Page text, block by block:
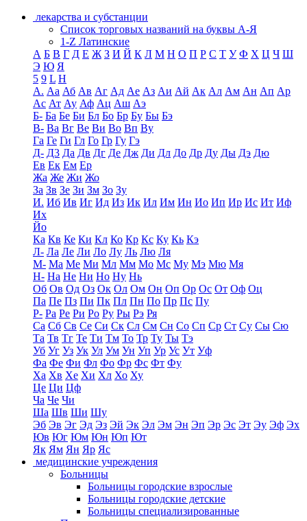
лекарства и субстанции
Список торговых названий на буквы А-Я
1-Z Латинские
А Б В Г Д Е Ж З И Й К Л М Н О П Р С Т У Ф Х Ц Ч Ш
Э Ю Я
5 9 L H
А. Аа Аб Ав Аг Ад Ае Аз Аи Ай Ак Ал Ам Ан Ап Ар
Ас Ат Ау Аф Ац Аш Аэ
Б- Ба Бе Би Бл Бо Бр Бу Бы Бэ
В- Ва Вг Ве Ви Во Вп Ву
Га Ге Ги Гл Го Гр Гу Гэ
Д- Д3 Да Дв Дг Де Дж Ди Дл До Др Ду Ды Дэ Дю
Ев Ек Ем Ер
Жа Же Жи Жо
За Зв Зе Зи Зм Зо Зу
И. Иб Ив Иг Ид Из Ик Ил Им Ин Ио Ип Ир Ис Ит Иф
Их
Йо
Ка Кв Ке Ки Кл Ко Кр Кс Ку Кь Кэ
Л- Ла Ле Ли Ло Лу Ль Лю Ля
М- Ма Ме Ми Мл Мм Мо Мс Му Мэ Мю Мя
Н- На Не Ни Но Ну Нь
Об Ов Од Оз Ок Ол Ом Он Оп Ор Ос От Оф Оц
Па Пе Пз Пи Пк Пл Пн По Пр Пс Пу
Р- Ра Ре Ри Ро Ру Ры Рэ Ря
Са Сб Св Се Си Ск Сл См Сн Со Сп Ср Ст Су Сы Сю
Та Тв Тг Те Ти Тм То Тр Ту Ты Тэ
Уб Уг Уз Ук Ул Ум Ун Уп Ур Ус Ут Уф
Фа Фе Фи Фл Фо Фр Фс Фт Фу
Ха Хв Хе Хи Хл Хо Ху
Це Ци Цф
Ча Че Чи
Ша Шв Ши Шу
Эб Эв Эг Эд Эз Эй Эк Эл Эм Эн Эп Эр Эс Эт Эу Эф Эх
Юв Юг Юм Юн Юп Ют
Як Ям Ян Яр Яс
медицинские учреждения
Больницы
Больницы городские взрослые
Больницы городские детские
Больницы специализированные